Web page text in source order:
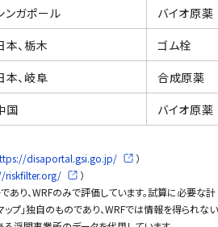
ンガポール
バイオ原薬
本、栃木
ゴム栓
本、岐阜
合成原薬
国 バイオ原薬
disaportal.gsi.go.jp/
）
riskfilter.org/
）
あり、WRFのみで評価しています。試算に必要な計
ップ」独自のものであり、WRFでは情報を得られない